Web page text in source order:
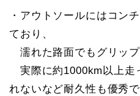
・アウトソールにはコン
ており、
濡れた路面でもグリップ
実際に約1000km以上走
れないなど耐久性も優秀で